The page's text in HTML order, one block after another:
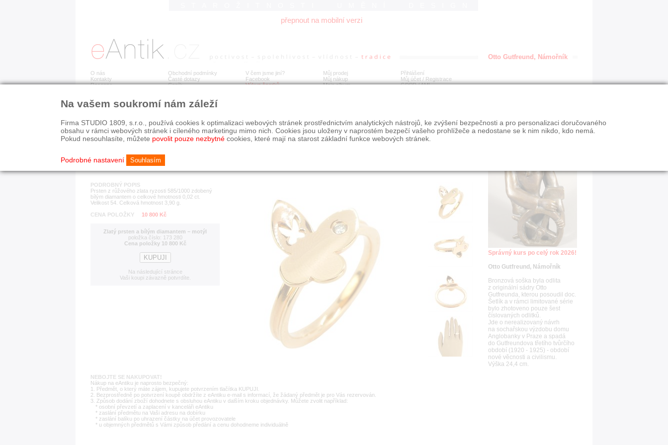
přepnout na mobilní verzi
O nás
Kontakty
Recenze
Obchodní podmínky
Časté dotazy
Ceník
V čem jsme jiní?
Facebook
Výkup šperků
Můj prodej
Můj nákup
Moje album
Přihlášení
Můj účet / Registrace
GDPR/AML
Detail položky č. 173 280 Zlatý prsten a bílým diamantem – motýl
PODROBNÝ POPIS
Prsten z růžového zlata ryzosti 585/1000 zdobený
bílým diamantem o celkové hmotnosti 0,02 ct.
Velikost 54. Celková hmotnost 3,90 g.
CENA POLOŽKY
10 800 Kč
Zlatý prsten a bílým diamantem – motýl
položka číslo: 173 280
Cena položky 10 800 Kč
Na následující stránce
Vaši koupi závazně potvrdíte.
NEBOJTE SE NAKUPOVAT!
Nákup na eAntiku je naprosto bezpečný:
1. Předmět, o který máte zájem, kupujete potvrzením tlačítka KUPUJI.
2. Bezprostředně po potvrzení koupě obdržíte z eAntiku e-mail s informací, že žádaný předmět je pro Vás rezervován.
3. Způsob dodání zboží dohodnete s obsluhou eAntiku v dalším kroku objednávky. Můžete zvolit například:
* osobní převzetí a zaplacení v kanceláři eAntiku
* zaslání předmětu na Vaši adresu na dobírku
* zaslání balíku po uhrazení částky na účet provozovatele
* u objemných předmětů s Vámi způsob předání a cenu dohodneme individuálně
Otto Gutfreund, Námořník
Správný kurs po celý rok 2026!
Otto Gutfreund, Námořník
Bronzová soška byla odlita
z originální sádry Otto
Gutfreunda, kterou posoudil doc.
Šetlík a v rámci limitované série
bylo zhotoveno pouze šest
číslovaných odlitků.
Jde o nerealizovaný návrh
na sochařskou výzdobu domu
Anglobanky v Praze a spadá
do Gutfreundova třetího tvůrčího
období (1920 - 1925) - období
nové věcnosti a civilismu.
Výška 24,4 cm.
Na vašem soukromí nám záleží
Firma STUDIO 1809, s.r.o., používá cookies k optimalizaci webových stránek prostřednictvím analytických nástrojů, ke zvýšení bezpečnosti a pro personalizaci doručovaného
obsahu v rámci webových stránek i cíleného marketingu mimo nich. Cookies jsou uloženy v naprostém bezpečí vašeho prohlížeče a nedostane se k nim nikdo, kdo nemá.
Pokud nesouhlasíte, můžete povolit pouze nezbytné cookies, které mají na starost základní funkce webových stránek.
Podrobné nastavení Souhlasím